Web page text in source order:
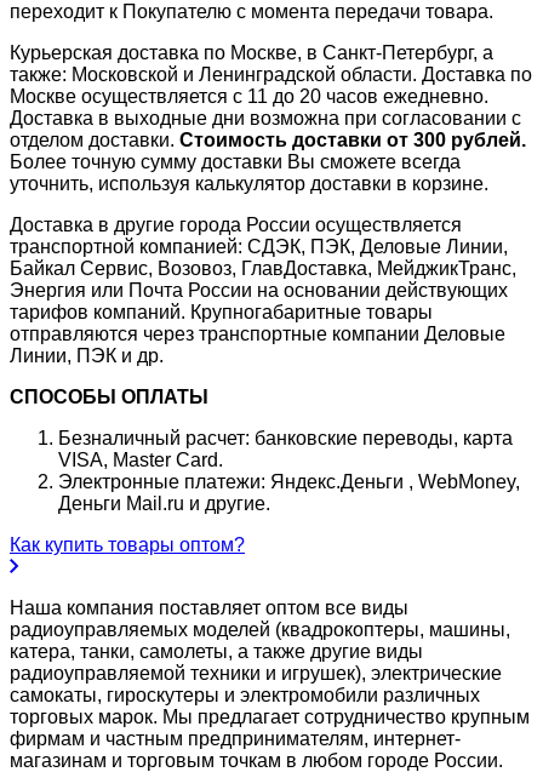
переходит к Покупателю с момента передачи товара.
Курьерская доставка по Москве, в Санкт-Петербург, а
также: Московской и Ленинградской области. Доставка по
Москве осуществляется с 11 до 20 часов ежедневно.
Доставка в выходные дни возможна при согласовании с
отделом доставки. Стоимость доставки от 300 рублей.
Более точную сумму доставки Вы сможете всегда
уточнить, используя калькулятор доставки в корзине.
Доставка в другие города России осуществляется
транспортной компанией: СДЭК, ПЭК, Деловые Линии,
Байкал Сервис, Возовоз, ГлавДоставка, МейджикТранс,
Энергия или Почта России на основании действующих
тарифов компаний. Крупногабаритные товары
отправляются через транспортные компании Деловые
Линии, ПЭК и др.
СПОСОБЫ ОПЛАТЫ
Безналичный расчет: банковские переводы, карта
VISA, Master Card.
Электронные платежи: Яндекс.Деньги , WebMoney,
Деньги Mail.ru и другие.
Как купить товары оптом?
Наша компания поставляет оптом все виды
радиоуправляемых моделей (квадрокоптеры, машины,
катера, танки, самолеты, а также другие виды
радиоуправляемой техники и игрушек), электрические
самокаты, гироскутеры и электромобили различных
торговых марок. Мы предлагает сотрудничество крупным
фирмам и частным предпринимателям, интернет-
магазинам и торговым точкам в любом городе России.